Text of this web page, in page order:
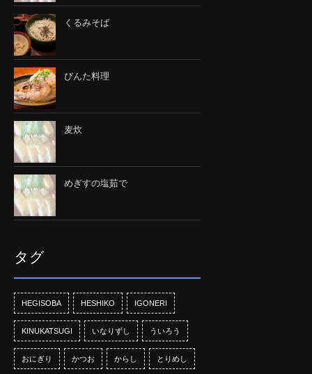
くるみそば
びんた料理
麦炊
めぎすの塩茹で
タグ
HEGISOBA HESHIKO IGONERI
KINUKATSUGI いなりずし ういろう
おにぎり かつお からし とりめし